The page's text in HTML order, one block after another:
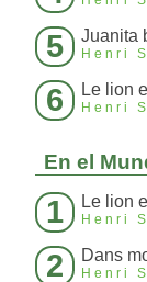
5 Juanita
Henri
6 Le lion
Henri
En el
1 Le lion
Henri
2 Dans
Henri